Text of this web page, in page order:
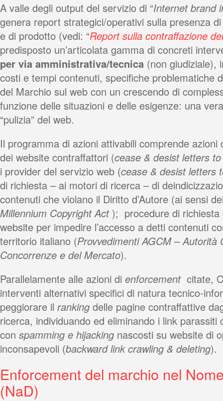
A valle degli output del servizio di “Internet brand
genera report strategici/operativi sulla presenza
e di prodotto (vedi: “Report sulla contraffazione
predisposto un’articolata gamma di concreti
per via amministrativa/tecnica (non giudiziale),
costi e tempi contenuti, specifiche problematiche
del Marchio sul web con un crescendo di
funzione delle situazioni e delle esigenze: una
“pulizia” del web.
Il programma di azioni attivabili comprende azioni
dei website contraffattori (cease & desist letters
i provider del servizio web (cease & desist letters
di richiesta – ai motori di ricerca – di
contenuti che violano il Diritto d’Autore (ai sensi
Millennium Copyright Act ); procedure di richiesta
website per impedire l’accesso a detti contenuti
territorio italiano (Provvedimenti AGCM – Autorità
Concorrenze e del Mercato).
Parallelamente alle azioni di enforcement citate,
interventi alternativi specifici di natura tecnico-
peggiorare il ranking delle pagine contraffattive
ricerca, individuando ed eliminando i link
con spamming e hijacking nascosti su website di
inconsapevoli (backward link crawling & deleting).
Enforcement del marchio nel
(NaD)